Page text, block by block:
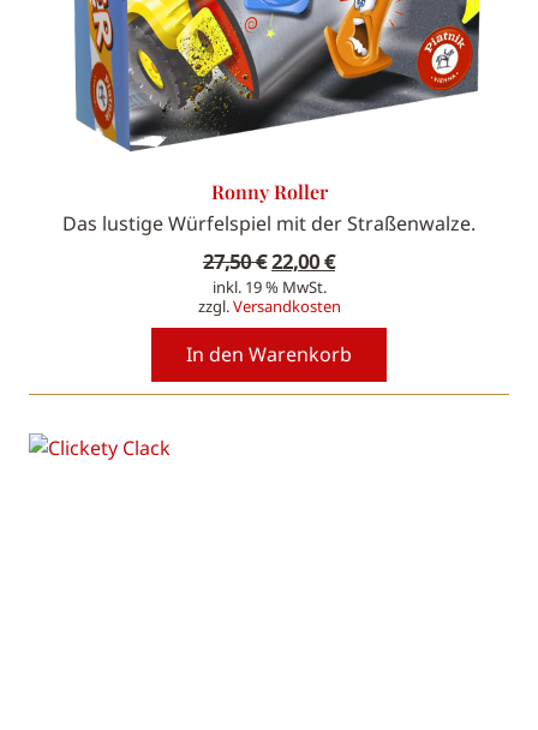
Ronny Roller
Das lustige Würfelspiel mit der Straßenwalze.
27,50€Ursprünglicher
Preis
war:
27,50 €
22,00€Aktueller
ist:
22,00 €.
inkl. 19 % MwSt.
zzgl.Versandkosten
In den Warenkorb